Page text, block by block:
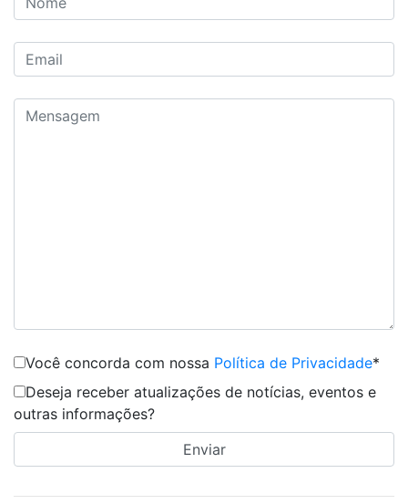
Você concorda com nossa Política de Privacidade*
Deseja receber atualizações de notícias, eventos e
outras informações?